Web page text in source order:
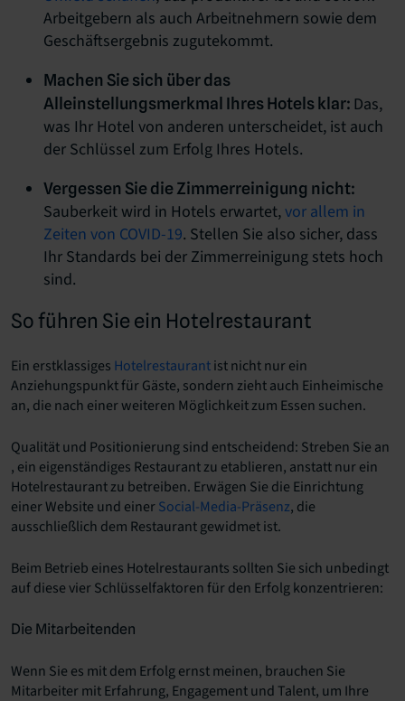
Arbeitgebern als auch Arbeitnehmern sowie dem
Geschäftsergebnis zugutekommt.
Machen Sie sich über das
Alleinstellungsmerkmal Ihres Hotels klar: Das,
was Ihr Hotel von anderen unterscheidet, ist auch
der Schlüssel zum Erfolg Ihres Hotels.
Vergessen Sie die Zimmerreinigung nicht:
Sauberkeit wird in Hotels erwartet,vor allem in
Zeiten von COVID-19. Stellen Sie also sicher, dass
Ihr Standards bei der Zimmerreinigung stets hoch
sind.
So führen Sie ein Hotelrestaurant
Ein erstklassiges Hotelrestaurantist nicht nur ein
Anziehungspunkt für Gäste, sondern zieht auch Einheimische
an, die nach einer weiteren Möglichkeit zum Essen suchen.
Qualität und Positionierung sind entscheidend: Streben Sie an
, ein eigenständiges Restaurant zu etablieren, anstatt nur ein
Hotelrestaurant zu betreiben. Erwägen Sie die Einrichtung
einer Website und einerSocial-Media-Präsenz, die
ausschließlich dem Restaurant gewidmet ist.
Beim Betrieb eines Hotelrestaurants sollten Sie sich unbedingt
auf diese vier Schlüsselfaktoren für den Erfolg konzentrieren:
Die Mitarbeitenden
Wenn Sie es mit dem Erfolg ernst meinen, brauchen Sie
Mitarbeiter mit Erfahrung, Engagement und Talent, um Ihre